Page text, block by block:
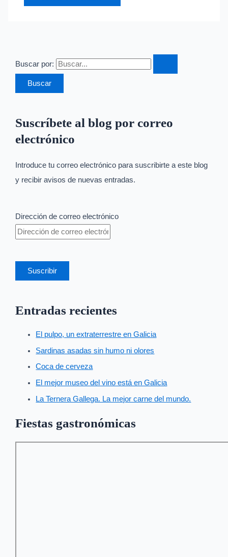
Buscar por:
Suscríbete al blog por correo
electrónico
Introduce tu correo electrónico para suscribirte a este blog
y recibir avisos de nuevas entradas.
Dirección de correo electrónico
Suscribir
Entradas recientes
El pulpo, un extraterrestre en Galicia
Sardinas asadas sin humo ni olores
Coca de cerveza
El mejor museo del vino está en Galicia
La Ternera Gallega. La mejor carne del mundo.
Fiestas gastronómicas